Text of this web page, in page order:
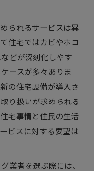
られるサービスは異
住宅ではカビやホコ
どが深刻化しやす
ースが多々ありま
の住宅設備が導入さ
り扱いが求められる
宅事情と住民の生活
ビスに対する要望は
業者を選ぶ際には、